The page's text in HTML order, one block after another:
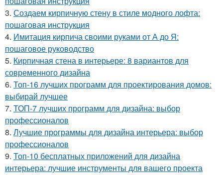
3. Создаем кирпичную стену в стиле модного лофта:
пошаговая инструкция
4. Имитация кирпича своими руками от А до Я:
пошаговое руководство
5. Кирпичная стена в интерьере: 8 вариантов для
современного дизайна
6. Топ-16 лучших программ для проектирования домов:
выбирай лучшее
7. ТОП-7 лучших программ для дизайна: выбор
профессионалов
8. Лучшие программы для дизайна интерьера: выбор
профессионалов
9. Топ-10 бесплатных приложений для дизайна
интерьера: лучшие инструменты для вашего проекта